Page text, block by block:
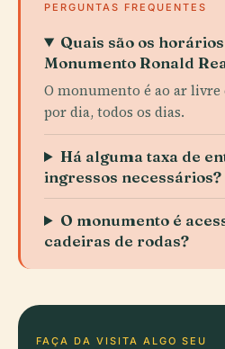
PERGUNTAS FREQUENTES
Quais são os
Monumento Ronald
O monumento é ao ar livre
por dia, todos os dias.
Há alguma taxa de
ingressos necessários?
O monumento é
cadeiras de rodas?
FAÇA DA VISITA ALGO SEU